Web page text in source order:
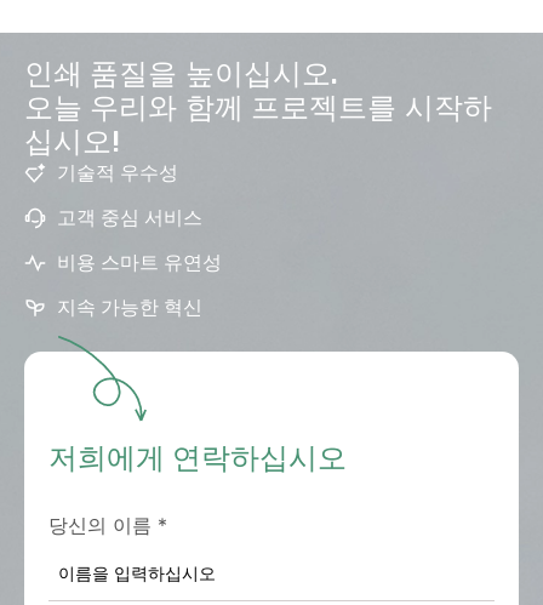
인쇄 품질을 높이십시오.
오늘 우리와 함께 프로젝트를 시작하
십시오!
기술적 우수성
고객 중심 서비스
비용 스마트 유연성
지속 가능한 혁신
저희에게 연락하십시오
당신의 이름 *